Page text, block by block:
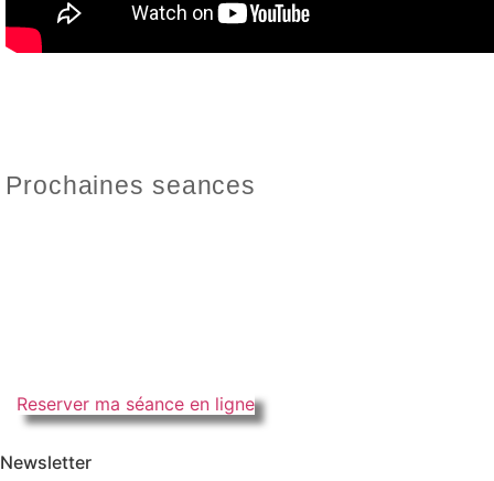
Prochaines seances
Reserver ma séance en ligne
Newsletter